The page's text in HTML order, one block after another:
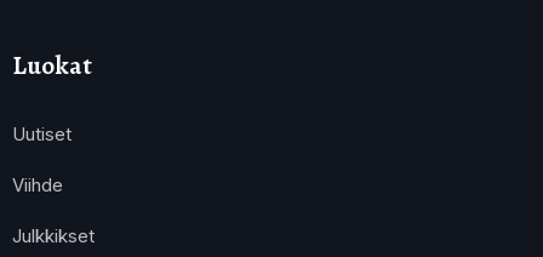
Luokat
Uutiset
Viihde
Julkkikset